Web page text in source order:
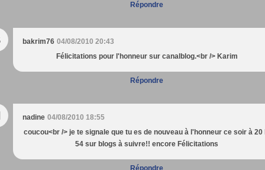
Répondre
bakrim76 04/08/2010 20:43
Félicitations pour l'honneur sur canalblog.<br /> Karim
Répondre
nadine 04/08/2010 18:55
coucou<br /> je te signale que tu es de nouveau à l'honneur ce soir à 20
54 sur blogs à suivre!! encore Félicitations
Répondre